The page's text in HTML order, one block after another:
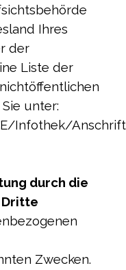
Ihres
der
Liste der
unter:
Infothek/
durch die
Zwecken.